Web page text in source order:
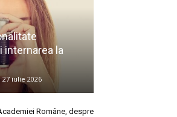
internarea la
27 iulie 2026
Române, despre